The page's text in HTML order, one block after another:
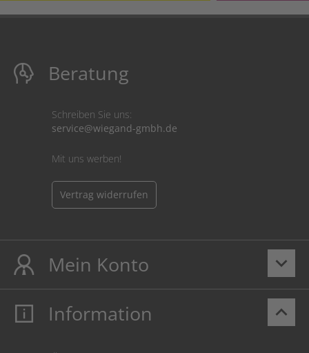
Beratung
Schreiben Sie uns:
service@wiegand-gmbh.de
Mit uns werben!
Vertrag widerrufen
keyboard_arrow_down
Mein Konto
Mein Konto
keyboard_arrow_up
Information